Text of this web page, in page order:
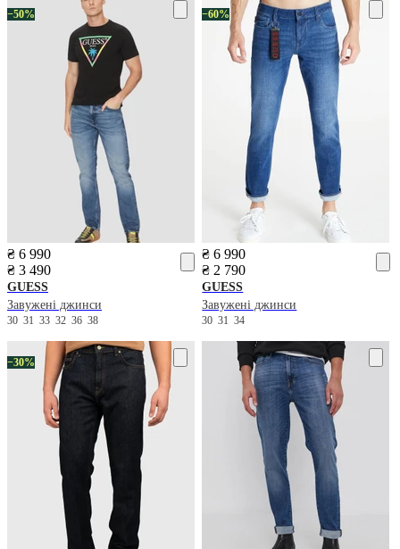
−50%
₴ 6 990
₴ 3 490
GUESS
Завужені джинси
30 31 33 32 36 38
−60%
₴ 6 990
₴ 2 790
GUESS
Завужені джинси
303134
−30%